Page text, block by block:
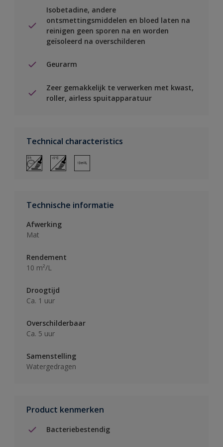
Isobetadine, andere
ontsmettingsmiddelen en bloed laten na
reinigen geen sporen na en worden
geïsoleerd na overschilderen
Geurarm
Zeer gemakkelijk te verwerken met kwast,
roller, airless spuitapparatuur
Technical characteristics
Technische informatie
Afwerking
Mat
Rendement
10 m²/L
Droogtijd
Ca. 1 uur
Overschilderbaar
Ca. 5 uur
Samenstelling
Watergedragen
Product kenmerken
Bacteriebestendig